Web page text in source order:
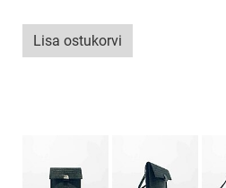
Lisa ostukorvi